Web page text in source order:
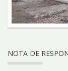
NOTA DE